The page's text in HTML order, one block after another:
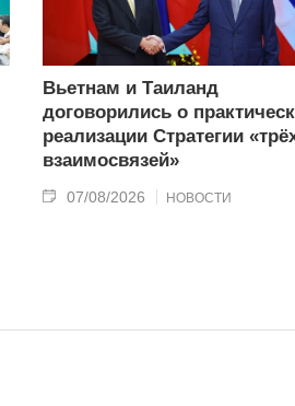
Вьетнам и Таиланд
договорились о
реализации Стратегии
взаимосвязей»
07/08/2026 НОВОСТИ